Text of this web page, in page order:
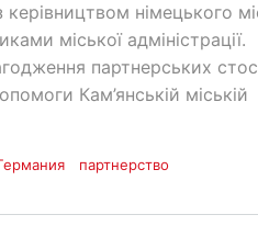
керівництвом німецького
міської адміністрації.
партнерських
Кам’янській міській
партнерство